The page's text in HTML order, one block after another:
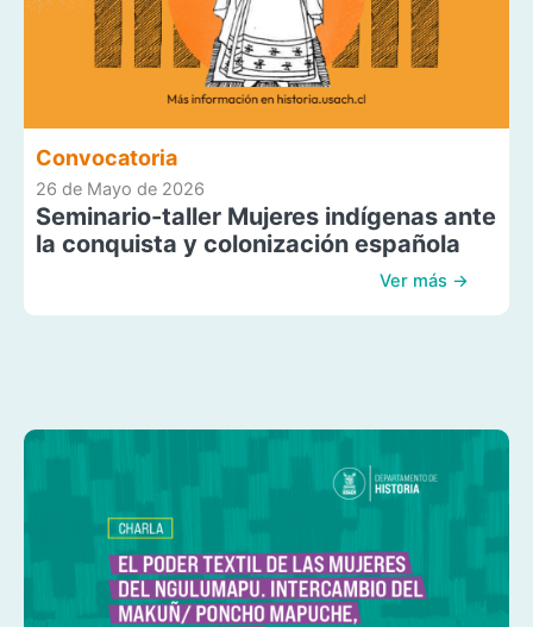
Convocatoria
26 de Mayo de 2026
Seminario-taller Mujeres indígenas ante
la conquista y colonización española
Ver más →